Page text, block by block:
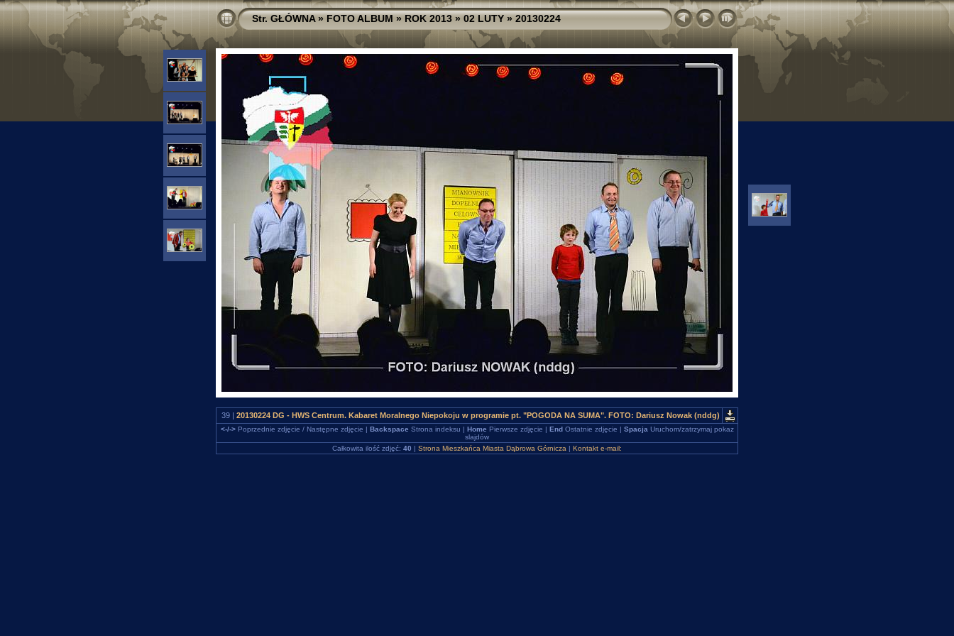
Str. GŁÓWNA»FOTO ALBUM»ROK 2013»02 LUTY»20130224
39 | 20130224 DG - HWS Centrum. Kabaret Moralnego Niepokoju w programie pt. "POGODA NA SUMA". FOTO: Dariusz Nowak (nddg)
<-/->Poprzednie zdjęcie / Następne zdjęcie | Backspace Strona indeksu | Home Pierwsze zdjęcie | EndOstatnie zdjęcie | Spacja Uruchom/zatrzymaj pokaz
slajdów
Całkowita ilość zdjęć: 40 | Strona Mieszkańca Miasta Dąbrowa Górnicza | Kontakt e-mail: